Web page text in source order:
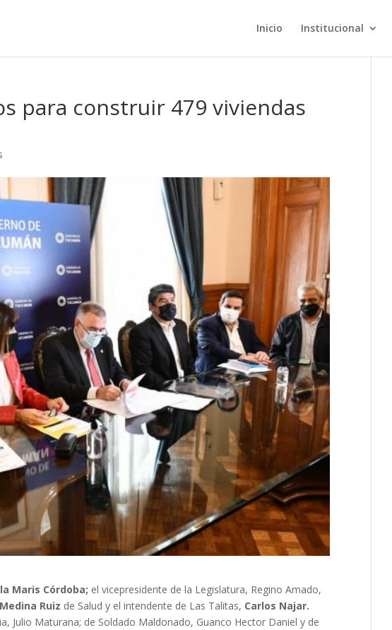
Inicio Institucional
para construir 479 viviendas
Maris Córdoba; el vicepresidente de la Legislatura, Regino Amado,
Ruiz de Salud y el intendente de Las Talitas, Carlos Najar.
Julio Maturana; de Soldado Maldonado, Guanco Hector Daniel y de